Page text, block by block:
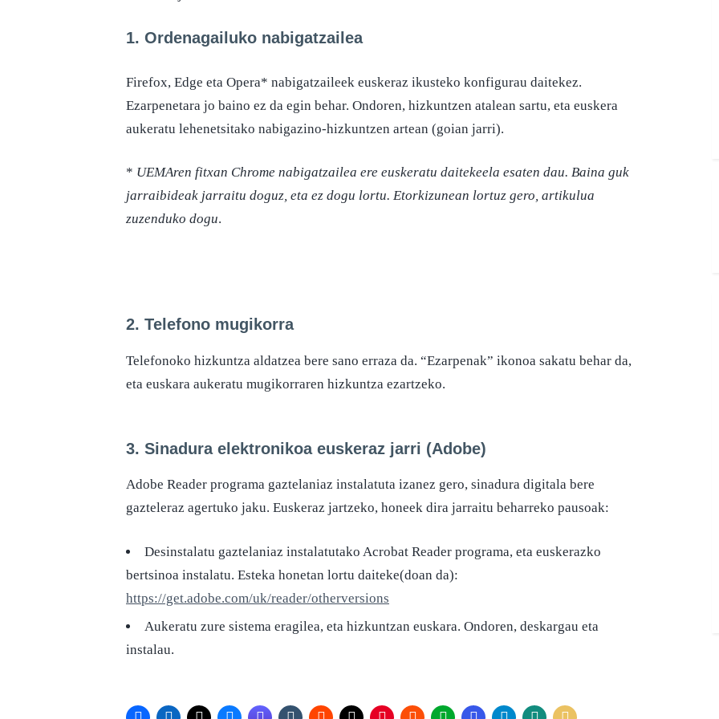
1. Ordenagailuko nabigatzailea
Firefox, Edge eta Opera* nabigatzaileek euskeraz ikusteko konfigurau daitekez.
Ezarpenetara jo baino ez da egin behar. Ondoren, hizkuntzen atalean sartu, eta euskera
aukeratu lehenetsitako nabigazino-hizkuntzen artean (goian jarri).
* UEMAren fitxan Chrome nabigatzailea ere euskeratu daitekeela esaten dau. Baina guk
jarraibideak jarraitu doguz, eta ez dogu lortu. Etorkizunean lortuz gero, artikulua
zuzenduko dogu.
2. Telefono mugikorra
Telefonoko hizkuntza aldatzea bere sano erraza da. “Ezarpenak” ikonoa sakatu behar da,
eta euskara aukeratu mugikorraren hizkuntza ezartzeko.
3. Sinadura elektronikoa euskeraz jarri (Adobe)
Adobe Reader programa gaztelaniaz instalatuta izanez gero, sinadura digitala bere
gazteleraz agertuko jaku. Euskeraz jartzeko, honeek dira jarraitu beharreko pausoak:
Desinstalatu gaztelaniaz instalatutako Acrobat Reader programa, eta euskerazko
bertsinoa instalatu. Esteka honetan lortu daiteke(doan da):
https://get.adobe.com/uk/reader/otherversions
Aukeratu zure sistema eragilea, eta hizkuntzan euskara. Ondoren, deskargau eta
instalau.